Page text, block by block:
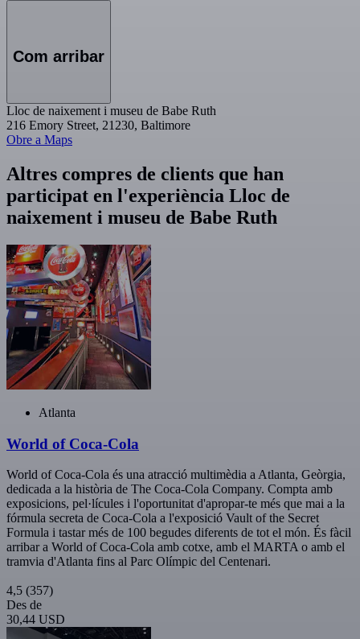
Com arribar
Lloc de naixement i museu de Babe Ruth
216 Emory Street, 21230, Baltimore
Obre a Maps
Altres compres de clients que han
participat en l'experiència Lloc de
naixement i museu de Babe Ruth
Atlanta
World of Coca-Cola
World of Coca-Cola és una atracció multimèdia a Atlanta, Geòrgia,
dedicada a la història de The Coca-Cola Company. Compta amb
exposicions, pel·lícules i l'oportunitat d'apropar-te més que mai a la
fórmula secreta de Coca-Cola a l'exposició Vault of the Secret
Formula i tastar més de 100 begudes diferents de tot el món. És fàcil
arribar a World of Coca-Cola amb cotxe, amb el MARTA o amb el
tramvia d'Atlanta fins al Parc Olímpic del Centenari.
4,5 (357)
Des de
30,44 USD